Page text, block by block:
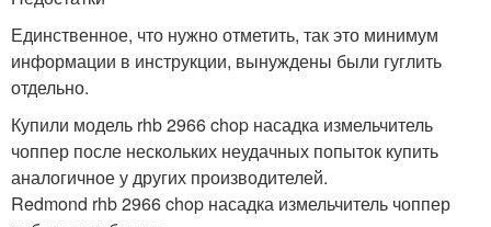
Единственное, что нужно отметить, так это минимум
информации в инструкции, вынуждены были гуглить
отдельно.
Купили модель rhb 2966 chop насадка измельчитель
чоппер после нескольких неудачных попыток купить
аналогичное у других производителей.
Redmond rhb 2966 chop насадка измельчитель чоппер